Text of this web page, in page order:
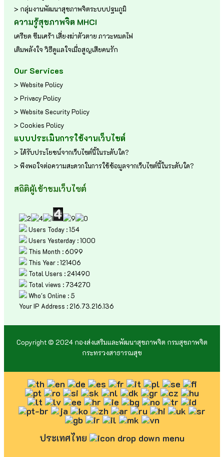
> กลุ่มงานพัฒนาสุขภาพจิตระบบปฐมภูมิ
ความรู้สุขภาพจิต MHCI
เครียด ซึมเศร้า เสี่ยงฆ่าตัวตาย ภาวะหมดไฟ
เติมพลังใจ วิธีดูแลใจเมื่อสูญเสียคนรัก
Our Services
> Website Policy
> Privacy Policy
> Website Security Policy
> Cookies Policy
แบบประเมินการใช้งานเว็บไซต์
> ได้รับประโยชน์จากเว็บไซต์นี้ในระดับใด?
> พึงพอใจต่อความสะดวกในการใช้ข้อมูลจากเว็บไซต์นี้ในระดับใด?
สถิติผู้เข้าชมเว็บไซต์
Users Today : 154
Users Yesterday : 1000
This Month : 6099
This Year : 121406
Total Users : 241490
Total views : 734270
Who's Online : 5
Your IP Address : 216.73.216.136
Copyright © 2024 กองส่งเสริมและพัฒนาสุขภาพจิต กรมสุขภาพจิต
กระทรวงสาธารณสุข
ประเทศไทย